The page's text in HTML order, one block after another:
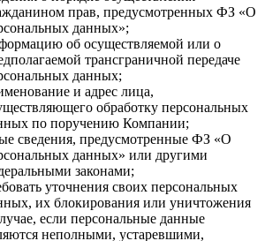
прав, предусмотренных ФЗ «О
данных»;
об осуществляемой или о
трансграничной передаче
данных;
и адрес лица,
обработку персональных
по поручению Компании;
сведения, предусмотренные ФЗ «О
данных» или другими
законами;
уточнения своих персональных
их блокирования или уничтожения
если персональные данные
неполными, устаревшими,